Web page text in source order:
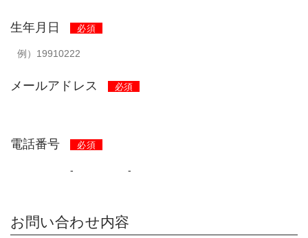
生年月日 必須
メールアドレス 必須
電話番号 必須
- -
お問い合わせ内容